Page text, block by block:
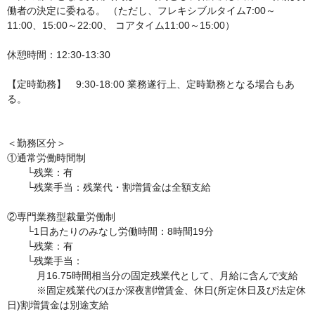
働者の決定に委ねる。 （ただし、フレキシブルタイム7:00～
11:00、15:00～22:00、 コアタイム11:00～15:00）
休憩時間：12:30-13:30
【定時勤務】　9:30-18:00 業務遂行上、定時勤務となる場合もあ
る。
＜勤務区分＞
①通常労働時間制
└残業：有
└残業手当：残業代・割増賃金は全額支給
②専門業務型裁量労働制
└1日あたりのみなし労働時間：8時間19分
└残業：有
└残業手当：
月16.75時間相当分の固定残業代として、月給に含んで支給
※固定残業代のほか深夜割増賃金、休日(所定休日及び法定休
日)割増賃金は別途支給